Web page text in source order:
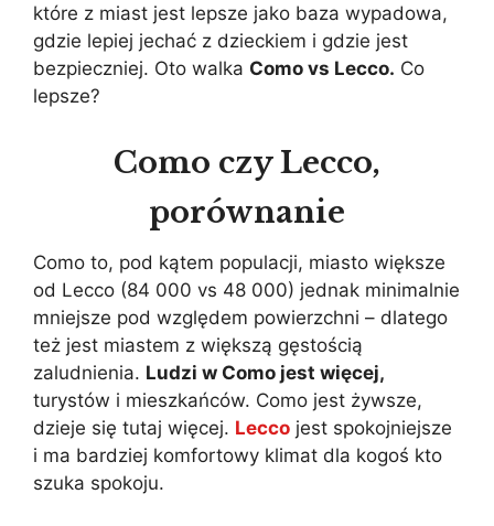
które z miast jest lepsze jako baza wypadowa,
gdzie lepiej jechać z dzieckiem i gdzie jest
bezpieczniej. Oto walka Como vs Lecco. Co
lepsze?
Como czy Lecco,
porównanie
Como to, pod kątem populacji, miasto większe
od Lecco (84 000 vs 48 000) jednak minimalnie
mniejsze pod względem powierzchni – dlatego
też jest miastem z większą gęstością
zaludnienia. Ludzi w Como jest więcej,
turystów i mieszkańców. Como jest żywsze,
dzieje się tutaj więcej. Lecco jest spokojniejsze
i ma bardziej komfortowy klimat dla kogoś kto
szuka spokoju.